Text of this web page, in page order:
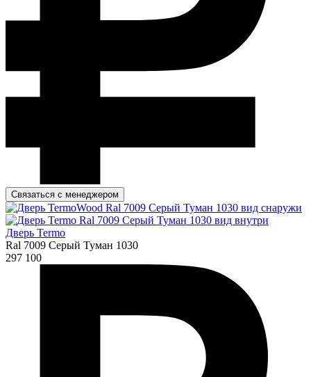
Связаться с менеджером
Дверь Termo
Ral 7009 Серый Туман 1030
297 100